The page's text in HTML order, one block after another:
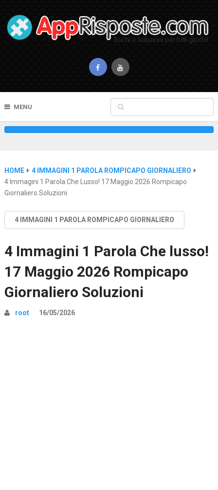
MENU
HOME
4 IMMAGINI 1 PAROLA ROMPICAPO GIORNALIERO
4 Immagini 1 Parola Che Lusso! 17 Maggio 2026 Rompicapo
Giornaliero Soluzioni
4 IMMAGINI 1 PAROLA ROMPICAPO GIORNALIERO
4 Immagini 1 Parola Che lusso!
17 Maggio 2026 Rompicapo
Giornaliero Soluzioni
root 16/05/2026